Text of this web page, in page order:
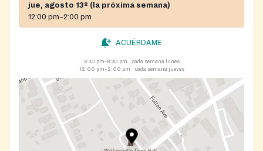
jue, agosto 13º (la próxima semana)
12:00 pm–2:00 pm
ACUÉRDAME
6:30 pm–8:30 pm
cada semana lunes
12:00 pm–2:00 pm
cada semana jueves